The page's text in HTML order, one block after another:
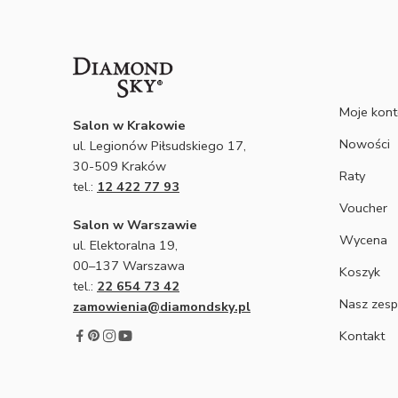
Salon w Krakowie
ul. Legionów Piłsudskiego 17,
30-509 Kraków
tel.: 12 422 77 93
Salon w Warszawie
ul. Elektoralna 19,
00–137 Warszawa
tel.: 22 654 73 42
zamowienia@diamondsky.pl
Moje
Nowości
Raty
Voucher
Wycena
Koszyk
Nasz
Kontakt